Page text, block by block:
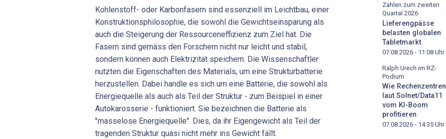
Kohlenstoff- oder Karbonfasern sind essenziell im Leichtbau, einer
Konstruktionsphilosophie, die sowohl die Gewichtseinsparung als
auch die Steigerung der Ressourceneffizienz zum Ziel hat. Die
Fasern sind gemäss den Forschern nicht nur leicht und stabil,
sondern können auch Elektrizität speichern. Die Wissenschaftler
nutzten die Eigenschaften des Materials, um eine Strukturbatterie
herzustellen. Dabei handle es sich um eine Batterie, die sowohl als
Energiequelle als auch als Teil der Struktur - zum Beispiel in einer
Autokarosserie - funktioniert. Sie bezeichnen die Batterie als
"masselose Energiequelle". Dies, da ihr Eigengewicht als Teil der
tragenden Struktur quasi nicht mehr ins Gewicht fällt.
Zahlen zum zweiten
Quartal 2026
Lieferengpässe
belasten globalen
Tabletmarkt
07.08.2026 - 11:08 Uhr
Ralph Urech im RZ-
Podium
Wie Rechenzentren
laut Solnet/Data11
vom KI-Boom
profitieren
07.08.2026 - 14:35 Uhr